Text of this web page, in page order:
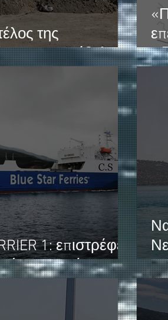
της
του το Πρέβελης;
1: επιστρέφει
των Χανίων